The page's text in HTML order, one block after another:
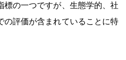
標の一つですが、生態学的、社
の評価が含まれていることに特